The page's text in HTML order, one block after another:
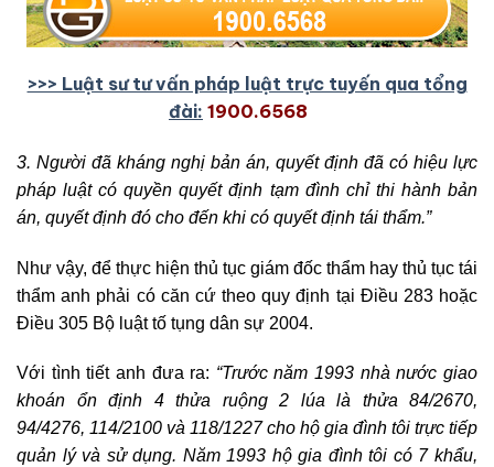
>>> Luật sư tư vấn pháp luật trực tuyến qua tổng
đài: 1900.6568
3. Người đã kháng nghị bản án, quyết định đã có hiệu lực
pháp luật có quyền quyết định tạm đình chỉ thi hành bản
án, quyết định đó cho đến khi có quyết định tái thẩm.”
Như vậy, để thực hiện thủ tục giám đốc thẩm hay thủ tục tái
thẩm anh phải có căn cứ theo quy định tại Điều 283 hoặc
Điều 305 Bộ luật tố tụng dân sự 2004.
Với tình tiết anh đưa ra: “Trước năm 1993 nhà nước giao
khoán ổn định 4 thửa ruộng 2 lúa là thửa 84/2670,
94/4276, 114/2100 và 118/1227 cho hộ gia đình tôi trực tiếp
quản lý và sử dụng. Năm 1993 hộ gia đình tôi có 7 khẩu,